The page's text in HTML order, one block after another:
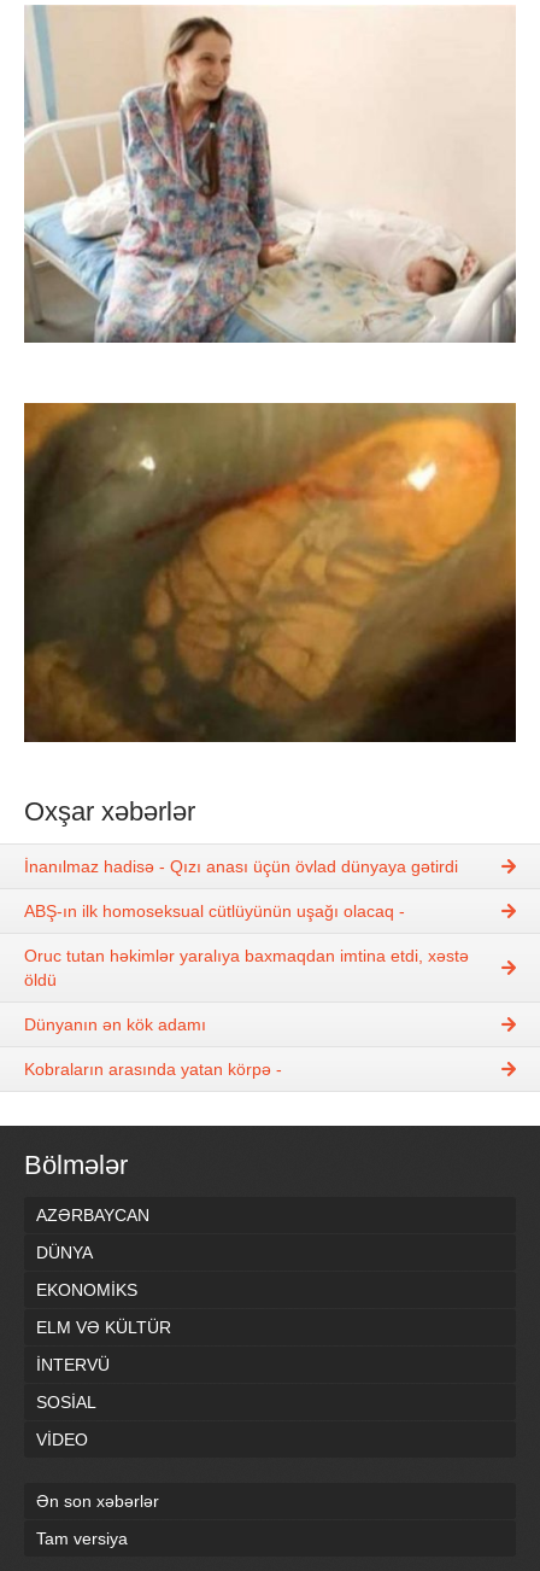
Oxşar xəbərlər
İnanılmaz hadisə - Qızı anası üçün övlad dünyaya gətirdi
ABŞ-ın ilk homoseksual cütlüyünün uşağı olacaq -
Oruc tutan həkimlər yaralıya baxmaqdan imtina etdi, xəstə
öldü
Dünyanın ən kök adamı
Kobraların arasında yatan körpə -
Bölmələr
AZƏRBAYCAN
DÜNYA
EKONOMİKS
ELM VƏ KÜLTÜR
İNTERVÜ
SOSİAL
VİDEO
Ən son xəbərlər
Tam versiya